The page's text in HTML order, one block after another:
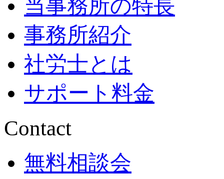
当事務所の特長
事務所紹介
社労士とは
サポート料金
Contact
無料相談会